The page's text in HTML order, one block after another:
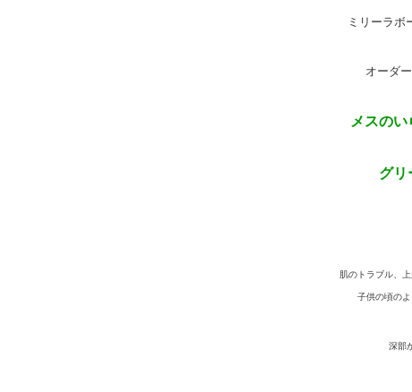
ミリーラボ
オーダ
メスの
グリ
肌のトラブル、
子供の頃の
深部